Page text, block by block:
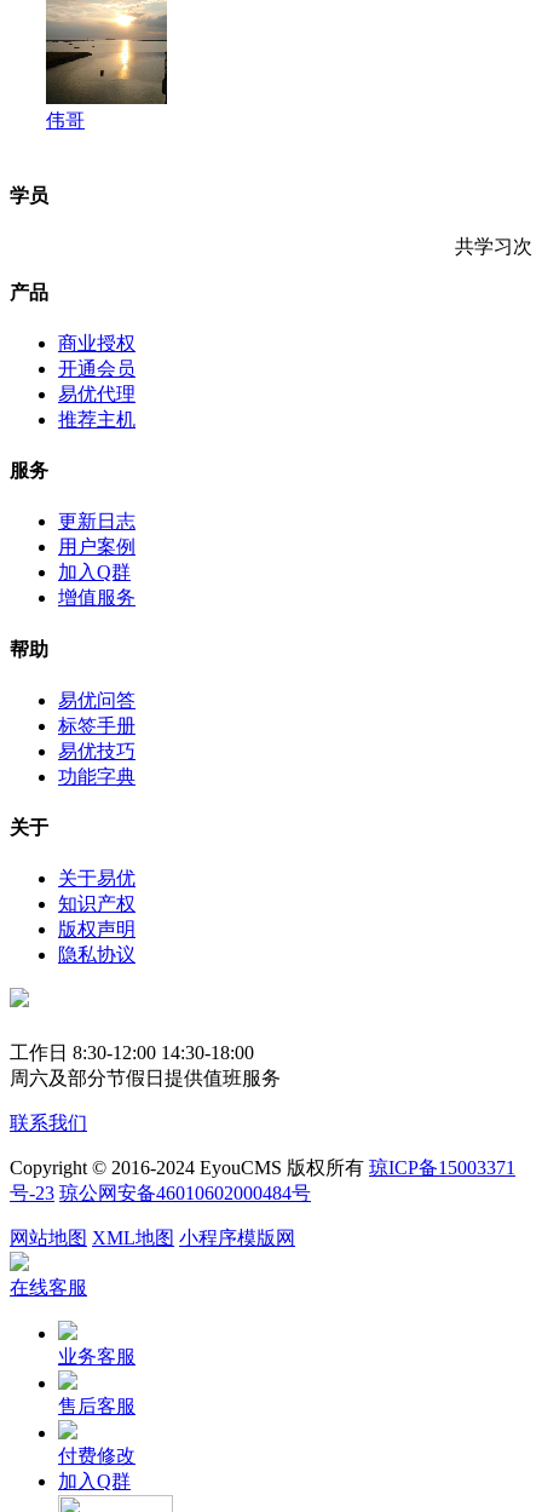
伟哥
学员
共学习次
产品
商业授权
开通会员
易优代理
推荐主机
服务
更新日志
用户案例
加入Q群
增值服务
帮助
易优问答
标签手册
易优技巧
功能字典
关于
关于易优
知识产权
版权声明
隐私协议
工作日 8:30-12:00 14:30-18:00
周六及部分节假日提供值班服务
联系我们
Copyright © 2016-2024 EyouCMS 版权所有 琼ICP备15003371
号-23 琼公网安备46010602000484号
网站地图 XML地图 小程序模版网
在线客服
业务客服
售后客服
付费修改
加入Q群